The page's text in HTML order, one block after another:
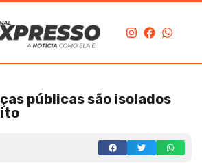
públicas são isolados